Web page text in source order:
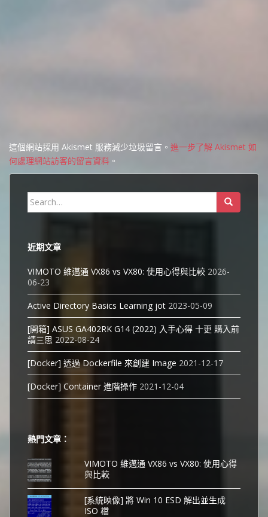
這個網站採用 Akismet 服務減少垃圾留言。 進一步了解 Akismet 如
何處理網站訪客的留言資料 。
Search
for:
近期文章
VIMOTO 維邁通 VX86 vs VX80: 使用心得與比較 2026-
06-23
Active Directory Basics Learning jot 2023-05-09
[開箱] ASUS GA402RK G14 (2022) 入手心得 十更 購入前
請三思 2022-08-24
[Docker] 透過 Dockerfile 來創建 Image 2021-12-17
[Docker] Container 進階操作 2021-12-04
熱門文章︰
VIMOTO 維邁通 VX86 vs VX80: 使用心得
與比較
[系統映像] 將 Win 10 ESD 解出並生成
ISO 檔